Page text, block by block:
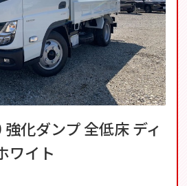
化ダンプ 全低床 ディ
ワイト